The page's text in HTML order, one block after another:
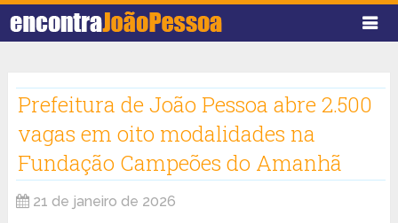
Prefeitura de João Pessoa abre 2.500
vagas em oito modalidades na
Fundação Campeões do Amanhã
21 de janeiro de 2026